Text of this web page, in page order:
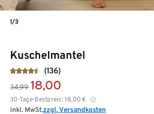
Kuschelmantel
(136)
34,99 18,00
30-Tage-Bestpreis: 18,00 €
inkl. MwSt.zzgl. Versandkosten
1/3